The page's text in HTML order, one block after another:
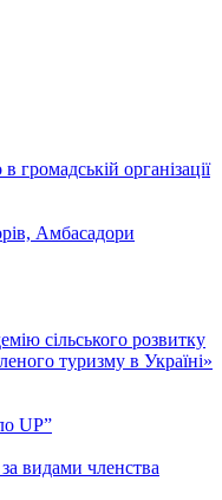
організації
Амбасадори
cільського розвитку
туризму в Україні»
UP”
видами членства